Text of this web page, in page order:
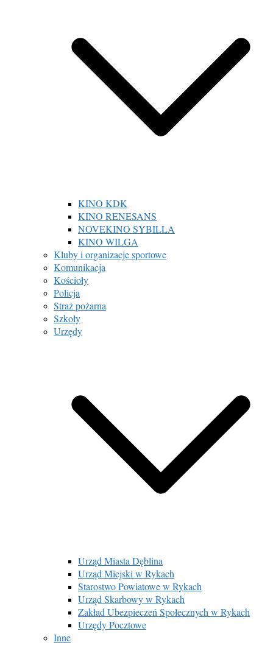
KINO KDK
KINO RENESANS
NOVEKINO SYBILLA
KINO WILGA
Kluby i organizacje sportowe
Komunikacja
Kościoły
Policja
Straż pożarna
Szkoły
Urzędy
Urząd Miasta Dęblina
Urząd Miejski w Rykach
Starostwo Powiatowe w Rykach
Urząd Skarbowy w Rykach
Zakład Ubezpieczeń Społecznych w Rykach
Urzędy Pocztowe
Inne